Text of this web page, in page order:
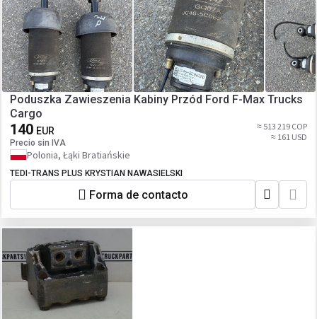
Poduszka Zawieszenia Kabiny Przód Ford F-Max Trucks
Cargo
140 EUR
Precio sin IVA
≈ 513 219 COP
≈ 161 USD
Polonia, Łąki Bratiańskie
TEDI-TRANS PLUS KRYSTIAN NAWASIELSKI
Forma de contacto